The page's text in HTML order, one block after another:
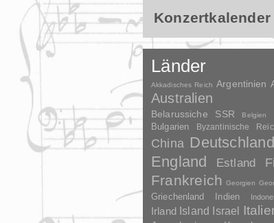
Konzertkalender
Länder
Akkadisches Reich Argentinien
Australien
Belarussiche SSR Belgien
Bulgarien Byzantinische
China Deutschland
England Estland
Frankreich Georgien
Griechenland Indien
Irland Island Israel